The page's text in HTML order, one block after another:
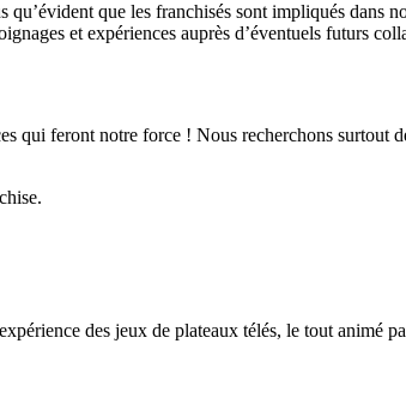
que les franchisés sont impliqués dans
et expériences auprès d’éventuels futurs
qui feront notre force ! Nous recherchons surtout
des jeux de plateaux télés, le tout animé